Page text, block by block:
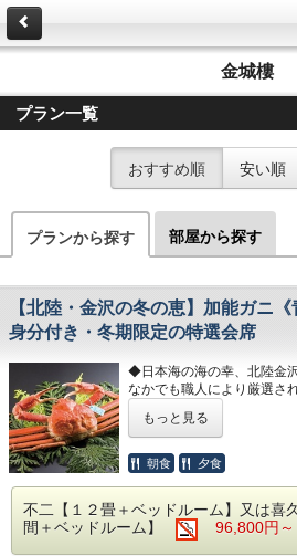
金城樓
プラン一覧
おすすめ順 安い順
プランから探す 部屋から探す
【北陸・金沢の冬の恵】加能ガニ
身分付き・冬期限定の特選会席
◆日本海の海の幸、北陸金
なかでも職人により厳選さ
今もなお歴史の面影を残す
しみください
石川県で水揚げされるズワ
るとふっくら、
もっと見る
朝食 夕食
不二【１２畳＋ベッドルーム】又は喜
間＋ベッドルーム】
96,800円～